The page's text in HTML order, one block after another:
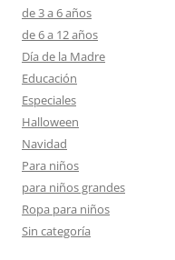
de 3 a 6 años
de 6 a 12 años
Día de la Madre
Educación
Especiales
Halloween
Navidad
Para niños
para niños grandes
Ropa para niños
Sin categoría